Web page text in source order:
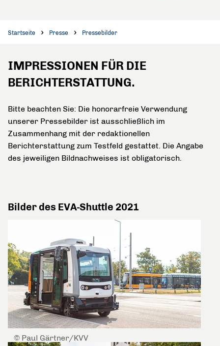
Startseite Presse Pressebilder
IMPRESSIONEN FÜR DIE
BERICHTERSTATTUNG.
Bitte beachten Sie: Die honorarfreie Verwendung
unserer Pressebilder ist ausschließlich im
Zusammenhang mit der redaktionellen
Berichterstattung zum Testfeld gestattet. Die Angabe
des jeweiligen Bildnachweises ist obligatorisch.
Bilder des EVA-Shuttle 2021
© Paul Gärtner/KVV